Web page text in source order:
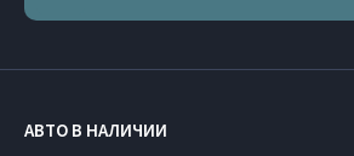
АВТО В НАЛИЧИИ